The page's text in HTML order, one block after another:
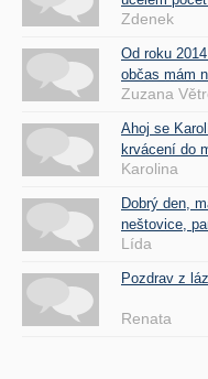
Zdenek
Od roku
občas mám
Zuzana
Ahoj se
krvácení do
Karolina
Dobrý den,
neštovice,
Lída
Pozdrav z
Renata